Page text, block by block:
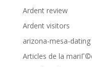
Ardent review
Ardent visitors
arizona-mesa-
Articles de la